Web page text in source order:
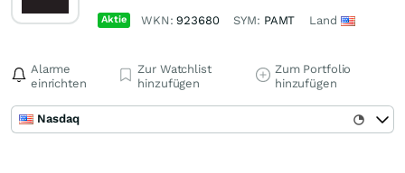
Aktie WKN:923680 SYM: PAMT Land
Alarme
einrichten
Zur Watchlist
hinzufügen
Zum Portfolio
hinzufügen
Nasdaq